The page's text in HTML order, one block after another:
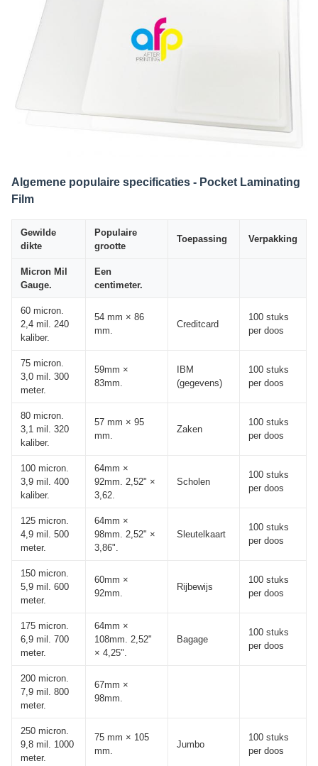
Algemene populaire specificaties - Pocket Laminating
Film
Gewilde
dikte
Populaire
grootte
Toepassing Verpakking
Micron Mil
Gauge.
Een
centimeter.
60 micron.
2,4 mil. 240
kaliber.
54 mm × 86
mm.
Creditcard
100 stuks
per doos
75 micron.
3,0 mil. 300
meter.
59mm ×
83mm.
IBM
(gegevens)
100 stuks
per doos
80 micron.
3,1 mil. 320
kaliber.
57 mm × 95
mm.
Zaken
100 stuks
per doos
100 micron.
3,9 mil. 400
kaliber.
64mm ×
92mm. 2,52" ×
3,62.
Scholen
100 stuks
per doos
125 micron.
4,9 mil. 500
meter.
64mm ×
98mm. 2,52" ×
3,86".
Sleutelkaart
100 stuks
per doos
150 micron.
5,9 mil. 600
meter.
60mm ×
92mm.
Rijbewijs
100 stuks
per doos
175 micron.
6,9 mil. 700
meter.
64mm ×
108mm. 2,52"
× 4,25".
Bagage
100 stuks
per doos
200 micron.
7,9 mil. 800
meter.
67mm ×
98mm.
250 micron.
9,8 mil. 1000
meter.
75 mm × 105
mm.
Jumbo
100 stuks
per doos